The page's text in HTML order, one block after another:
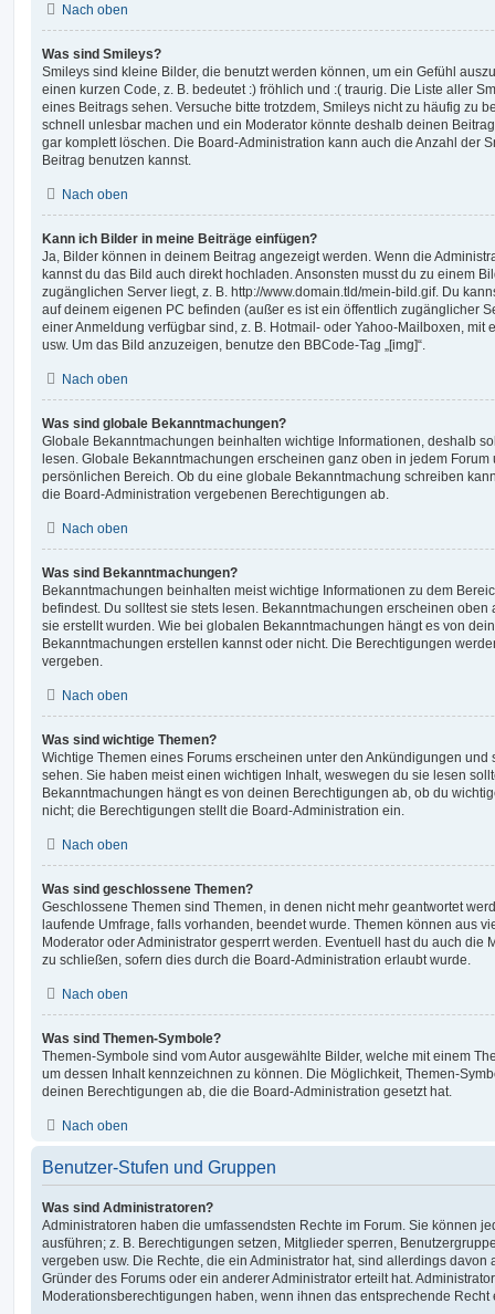
Nach oben
Was sind Smileys?
Smileys sind kleine Bilder, die benutzt werden können, um ein Gefühl
einen kurzen Code, z. B. bedeutet :) fröhlich und :( traurig. Die Liste aller
eines Beitrags sehen. Versuche bitte trotzdem, Smileys nicht zu häufig zu
schnell unlesbar machen und ein Moderator könnte deshalb deinen
gar komplett löschen. Die Board-Administration kann auch die Anzahl der
Beitrag benutzen kannst.
Nach oben
Kann ich Bilder in meine Beiträge einfügen?
Ja, Bilder können in deinem Beitrag angezeigt werden. Wenn die
kannst du das Bild auch direkt hochladen. Ansonsten musst du zu einem
zugänglichen Server liegt, z. B. http://www.domain.tld/mein-bild.gif. Du
auf deinem eigenen PC befinden (außer es ist ein öffentlich zugänglicher
einer Anmeldung verfügbar sind, z. B. Hotmail- oder Yahoo-Mailboxen, mit
usw. Um das Bild anzuzeigen, benutze den BBCode-Tag „[img]“.
Nach oben
Was sind globale Bekanntmachungen?
Globale Bekanntmachungen beinhalten wichtige Informationen, deshalb
lesen. Globale Bekanntmachungen erscheinen ganz oben in jedem
persönlichen Bereich. Ob du eine globale Bekanntmachung schreiben
die Board-Administration vergebenen Berechtigungen ab.
Nach oben
Was sind Bekanntmachungen?
Bekanntmachungen beinhalten meist wichtige Informationen zu dem
befindest. Du solltest sie stets lesen. Bekanntmachungen erscheinen oben
sie erstellt wurden. Wie bei globalen Bekanntmachungen hängt es von
Bekanntmachungen erstellen kannst oder nicht. Die Berechtigungen
vergeben.
Nach oben
Was sind wichtige Themen?
Wichtige Themen eines Forums erscheinen unter den Ankündigungen und
sehen. Sie haben meist einen wichtigen Inhalt, weswegen du sie lesen
Bekanntmachungen hängt es von deinen Berechtigungen ab, ob du
nicht; die Berechtigungen stellt die Board-Administration ein.
Nach oben
Was sind geschlossene Themen?
Geschlossene Themen sind Themen, in denen nicht mehr geantwortet
laufende Umfrage, falls vorhanden, beendet wurde. Themen können aus
Moderator oder Administrator gesperrt werden. Eventuell hast du auch die
zu schließen, sofern dies durch die Board-Administration erlaubt wurde.
Nach oben
Was sind Themen-Symbole?
Themen-Symbole sind vom Autor ausgewählte Bilder, welche mit einem
um dessen Inhalt kennzeichnen zu können. Die Möglichkeit, Themen-
deinen Berechtigungen ab, die die Board-Administration gesetzt hat.
Nach oben
Benutzer-Stufen und Gruppen
Was sind Administratoren?
Administratoren haben die umfassendsten Rechte im Forum. Sie können
ausführen; z. B. Berechtigungen setzen, Mitglieder sperren,
vergeben usw. Die Rechte, die ein Administrator hat, sind allerdings
Gründer des Forums oder ein anderer Administrator erteilt hat.
Moderationsberechtigungen haben, wenn ihnen das entsprechende Recht